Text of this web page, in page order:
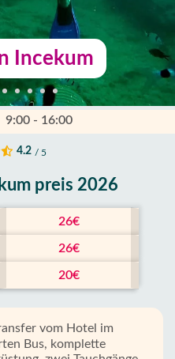
Incekum
9:00 - 16:00
4.2 / 5
preis 2026
26€
26€
20€
vom Hotel im
Bus, komplette